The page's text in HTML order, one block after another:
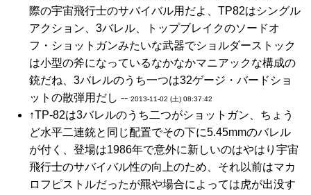
際の宇宙飛行士のサバイバル用だよ、TP82はシングル
アクション、3バレル、トップブレイクのソードオ
フ・ショットガンみたいな武器でショルダーストック
は小型の斧になっているなかなかマニアックな構成の
銃だね、3バレルのうち一つは32ゲージ・バードショ
ットの散弾用だし -- 2013-11-02 (土) 08:37:42
↑TP-82は3バレルのうち二つがショットガン、ちょう
ど水平二連銃と同じ配置でその下に5.45mmのバレル
が付く、登場は1986年で意外に新しいのはやはり宇宙
飛行士のサバイバル性の向上のため、それ以前はマカ
ロフピストルだったが羆や場合によっては虎が出没す